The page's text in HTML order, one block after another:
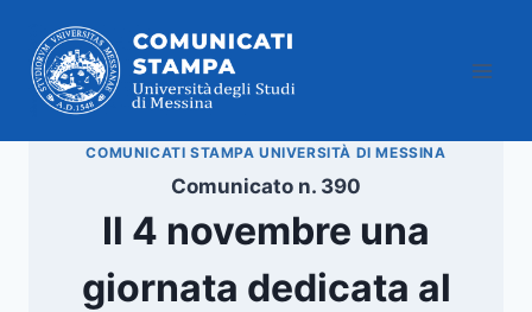
contenuto
COMUNICATI STAMPA UNIVERSITÀ DI MESSINA
Comunicato n. 390
Il 4 novembre una
giornata dedicata al